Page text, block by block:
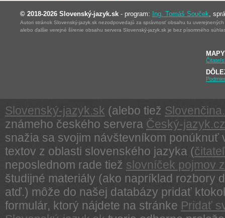
© 2018-2026 Slovenský-jazyk.sk - program: Ing. Tomáš Souček ,
Autori stránok Slovenský-jazyk.sk nezodpovedajú za správnosť obsahu tu
alebo ďalšie verejné šírenie obsahu servera Slovenský-jazyk.sk je bez písomného
Slovenský-jazyk.sk (alebo tiež
známeho českého servera Český-jazyk.cz
snažia sa svojim návštevníkom ponúknuť
textov z oblasti slovenského jazyka (
neposlednom rade tiež slovníček pojmov
študijné materiály (ako napríklad rozbory
atď.) môže do našej databázy pridať
formulár, ktorý nájdete na stránke Pridať